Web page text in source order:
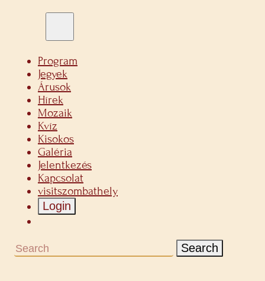
Program
Jegyek
Árusok
Hírek
Mozaik
Kvíz
Kisokos
Galéria
Jelentkezés
Kapcsolat
visitszombathely
Login
Search